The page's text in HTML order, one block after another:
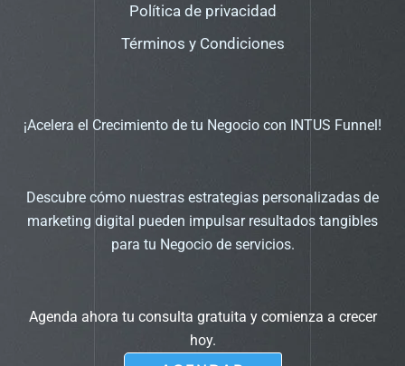
Política de privacidad
Términos y Condiciones
¡Acelera el Crecimiento de tu Negocio con INTUS Funnel!
Descubre cómo nuestras estrategias personalizadas de
marketing digital pueden impulsar resultados tangibles
para tu Negocio de servicios.
Agenda ahora tu consulta gratuita y comienza a crecer
hoy.